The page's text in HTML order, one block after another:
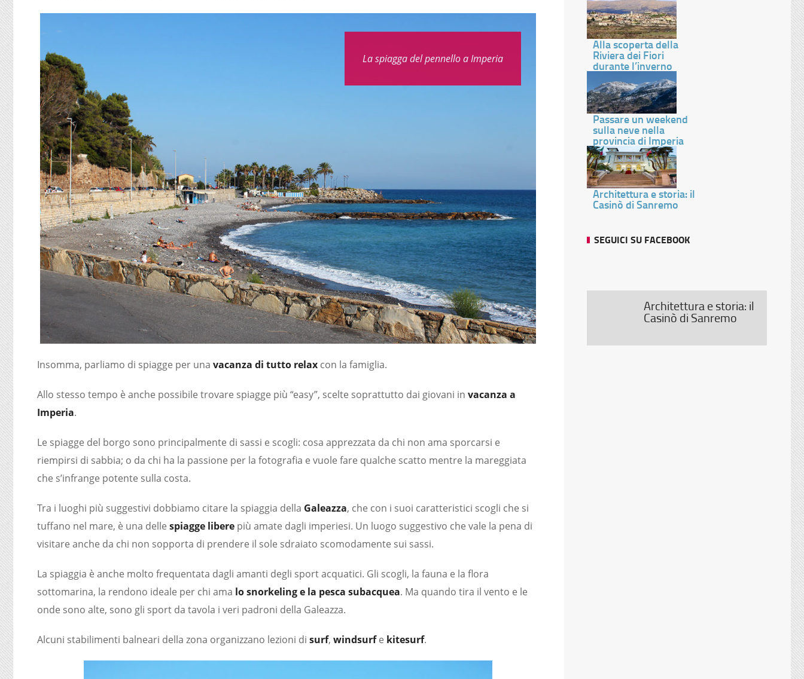
La spiagga del pennello a Imperia
Insomma, parliamo di spiagge per una vacanza di tutto relax con la famiglia.
Allo stesso tempo è anche possibile trovare spiagge più “easy”, scelte soprattutto dai giovani in vacanza a
Imperia.
Le spiagge del borgo sono principalmente di sassi e scogli: cosa apprezzata da chi non ama sporcarsi e
riempirsi di sabbia; o da chi ha la passione per la fotografia e vuole fare qualche scatto mentre la mareggiata
che s’infrange potente sulla costa.
Tra i luoghi più suggestivi dobbiamo citare la spiaggia della Galeazza, che con i suoi caratteristici scogli che si
tuffano nel mare, è una delle spiagge libere più amate dagli imperiesi. Un luogo suggestivo che vale la pena di
visitare anche da chi non sopporta di prendere il sole sdraiato scomodamente sui sassi.
La spiaggia è anche molto frequentata dagli amanti degli sport acquatici. Gli scogli, la fauna e la flora
sottomarina, la rendono ideale per chi ama lo snorkeling e la pesca subacquea. Ma quando tira il vento e le
onde sono alte, sono gli sport da tavola i veri padroni della Galeazza.
Alcuni stabilimenti balneari della zona organizzano lezioni di surf, windsurfe kitesurf.
Alla scoperta della
Riviera dei Fiori
durante l’inverno
Passare un weekend
sulla neve nella
provincia di Imperia
Architettura e storia: il
Casinò di Sanremo
SEGUICI SU FACEBOOK
Architettura e storia: il
Casinò di Sanremo